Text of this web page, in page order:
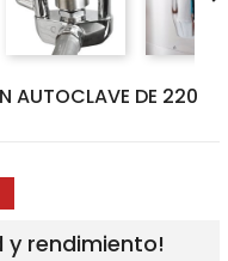
AUTOCLAVE DE 220
y rendimiento!